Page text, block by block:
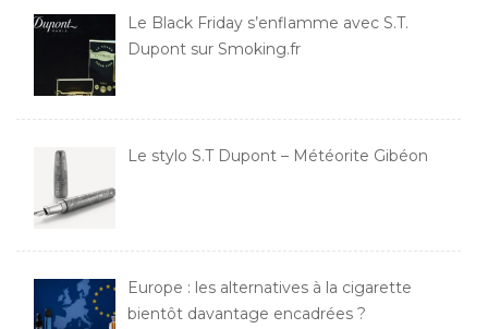
Le Black Friday s’enflamme avec S.T.
Dupont sur Smoking.fr
Le stylo S.T Dupont – Météorite Gibéon
Europe : les alternatives à la cigarette
bientôt davantage encadrées ?